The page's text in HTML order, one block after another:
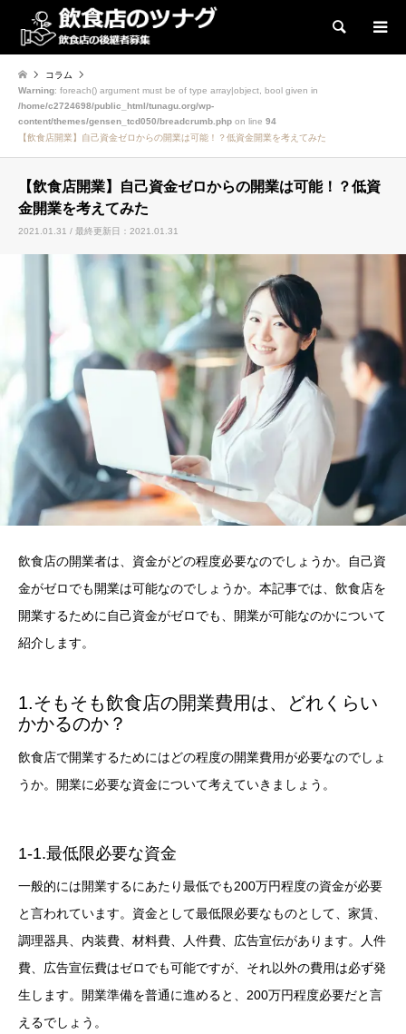
検索
コラム
Warning: foreach() argument must be of type array|object, bool given in
/home/c2724698/public_html/tunagu.org/wp-
content/themes/gensen_tcd050/breadcrumb.php on line 94
【飲食店開業】自己資金ゼロからの開業は可能！？低資金開業を考えてみた
【飲食店開業】自己資金ゼロからの開業は可能！？低資
金開業を考えてみた
2021.01.31 / 最終更新日：2021.01.31
飲食店の開業者は、資金がどの程度必要なのでしょうか。自己資
金がゼロでも開業は可能なのでしょうか。本記事では、飲食店を
開業するために自己資金がゼロでも、開業が可能なのかについて
紹介します。
1.そもそも飲食店の開業費用は、どれくらい
かかるのか？
飲食店で開業するためにはどの程度の開業費用が必要なのでしょ
うか。開業に必要な資金について考えていきましょう。
1-1.最低限必要な資金
一般的には開業するにあたり最低でも200万円程度の資金が必要
と言われています。資金として最低限必要なものとして、家賃、
調理器具、内装費、材料費、人件費、広告宣伝があります。人件
費、広告宣伝費はゼロでも可能ですが、それ以外の費用は必ず発
生します。開業準備を普通に進めると、200万円程度必要だと言
えるでしょう。